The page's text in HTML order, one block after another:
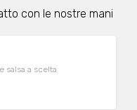
con le nostre mani
salsa a scelta